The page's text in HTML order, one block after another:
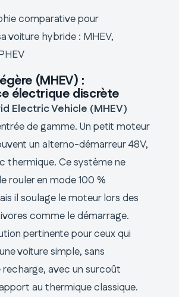
comparative pour
voiture hybride : MHEV,
(MHEV) :
électrique discrète
Electric Vehicle (MHEV)
de gamme. Un petit moteur
un alterno-démarreur 48V,
thermique. Ce système ne
rouler en mode 100 %
il soulage le moteur lors des
comme le démarrage.
pertinente pour ceux qui
voiture simple, sans
avec un surcoût
au thermique classique.